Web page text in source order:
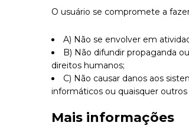
O usuário se compromete a
A) Não se envolver em
B) Não difundir propaganda
direitos humanos;
C) Não causar danos aos
informáticos ou quaisquer
Mais informações